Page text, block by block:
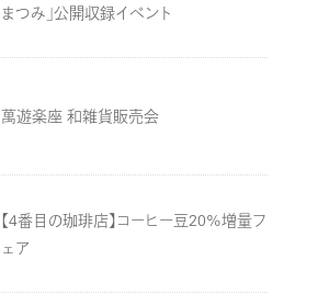
まつみ」公開収録イベント
萬遊楽座 和雑貨販売会
【4番目の珈琲店】コーヒー豆20%増量フ
ェア